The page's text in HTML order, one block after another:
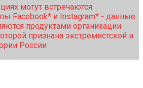
могут встречаются
Facebook* и Instagram* - данные
продуктами организации
признана экстремистской и
России